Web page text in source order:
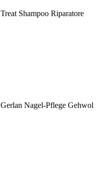
Treat Shampoo Riparatore
Gerlan Nagel-Pflege Gehwol